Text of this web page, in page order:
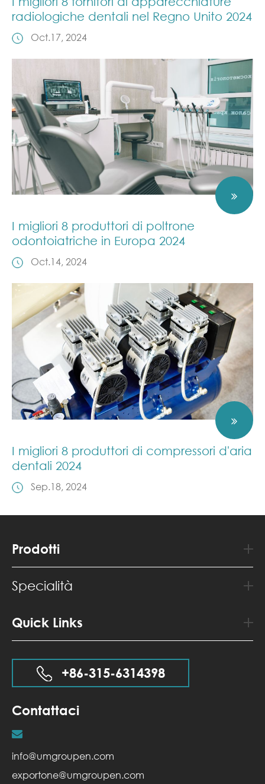
radiologiche dentali nel Regno Unito 2024
Oct.17, 2024
I migliori 8 produttori di poltrone
odontoiatriche in Europa 2024
Oct.14, 2024
I migliori 8 produttori di compressori d'aria
dentali 2024
Sep.18, 2024
Prodotti
Specialità
Quick Links
+86-315-6314398
Contattaci
info@umgroupen.com
exportone@umgroupen.com